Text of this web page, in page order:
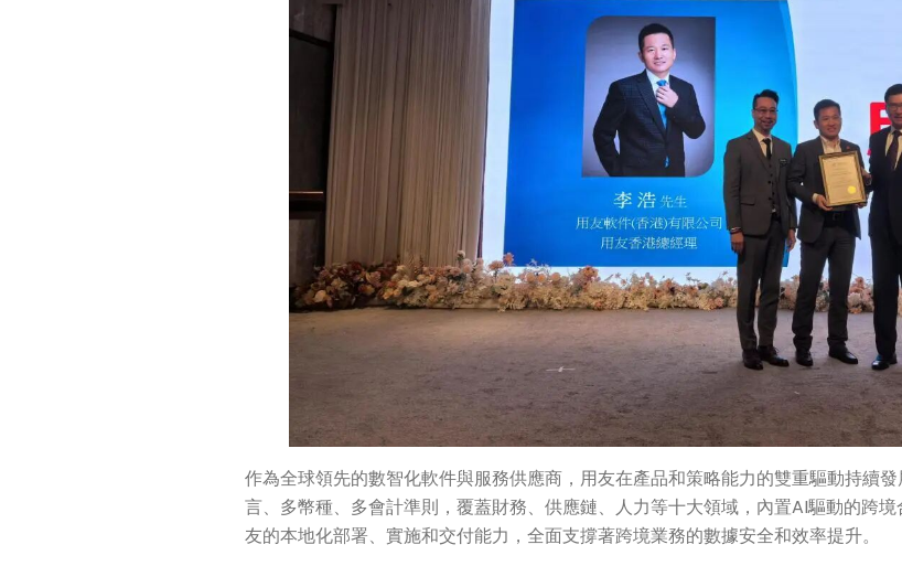
作為全球領先的數智化軟件與服務供應商，用友在產品和策略能力的雙重驅動持續
言、多幣種、多會計準則，覆蓋財務、供應鏈、人力等十大領域，內置AI驅動的跨
友的本地化部署、實施和交付能力，全面支撐著跨境業務的數據安全和效率提升。